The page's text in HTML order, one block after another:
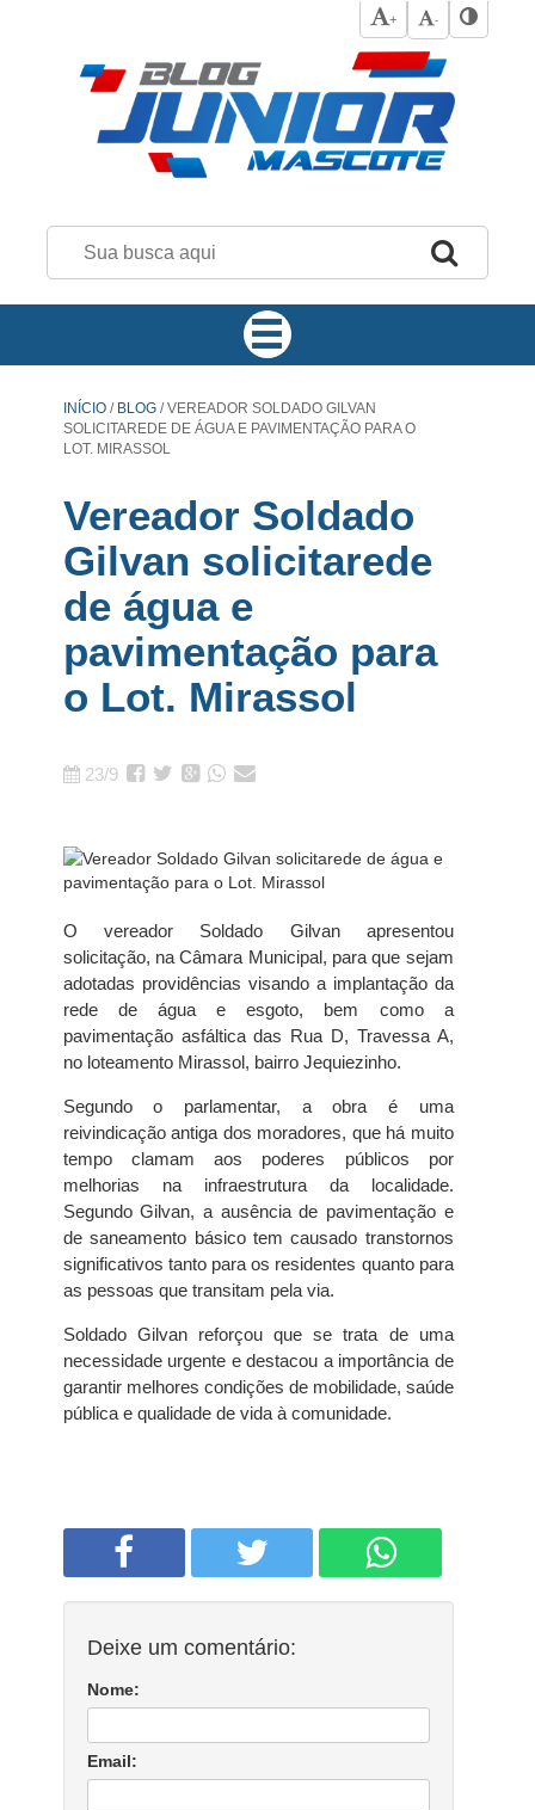
+ -
INÍCIO / BLOG /VEREADOR SOLDADO GILVAN
SOLICITAREDE DE ÁGUA E PAVIMENTAÇÃO PARA O
LOT. MIRASSOL
Vereador Soldado
Gilvan solicitarede
de água e
pavimentação para
o Lot. Mirassol
23/9
O vereador Soldado Gilvan apresentou
solicitação, na Câmara Municipal, para que sejam
adotadas providências visando a implantação da
rede de água e esgoto, bem como a
pavimentação asfáltica das Rua D, Travessa A,
no loteamento Mirassol, bairro Jequiezinho.
Segundo o parlamentar, a obra é uma
reivindicação antiga dos moradores, que há muito
tempo clamam aos poderes públicos por
melhorias na infraestrutura da localidade.
Segundo Gilvan, a ausência de pavimentação e
de saneamento básico tem causado transtornos
significativos tanto para os residentes quanto para
as pessoas que transitam pela via.
Soldado Gilvan reforçou que se trata de uma
necessidade urgente e destacou a importância de
garantir melhores condições de mobilidade, saúde
pública e qualidade de vida à comunidade.
Deixe um comentário:
Nome:
Email: